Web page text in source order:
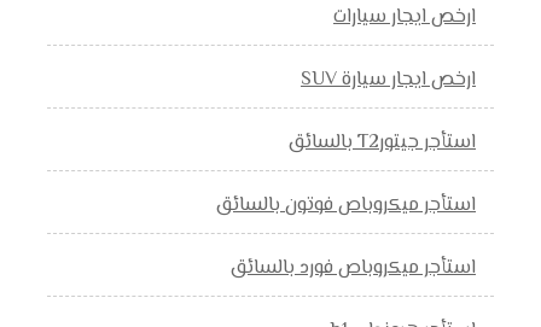
ارخص ايجار سيارات
ارخص ايجار سيارة SUV
استأجر جيتورT2 بالسائق
استأجر ميكروباص فوتون بالسائق
استأجر ميكروباص فورد بالسائق